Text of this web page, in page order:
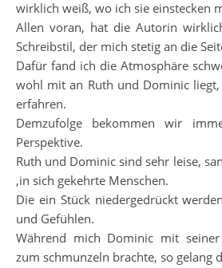
wirklich weiß, wo ich sie einstecken
Allen voran, hat die Autorin
Schreibstil, der mich stetig an die
Dafür fand ich die Atmosphäre
wohl mit an Ruth und Dominic
erfahren.
Demzufolge bekommen wir
Perspektive.
Ruth und Dominic sind sehr leise,
,in sich gekehrte Menschen.
Die ein Stück niedergedrückt
und Gefühlen.
Während mich Dominic mit
zum schmunzeln brachte, so gelang